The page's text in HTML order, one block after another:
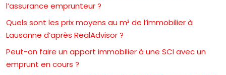
l’assurance emprunteur ?
Quels sont les prix moyens au m² de l’immobilier à
Lausanne d’après RealAdvisor ?
Peut-on faire un apport immobilier à une SCI avec un
emprunt en cours ?